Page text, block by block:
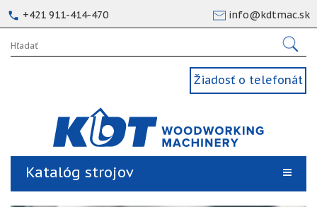
+421 911-414-470 info@kdtmac.sk
Žiadosť o telefonát
Katalóg strojov